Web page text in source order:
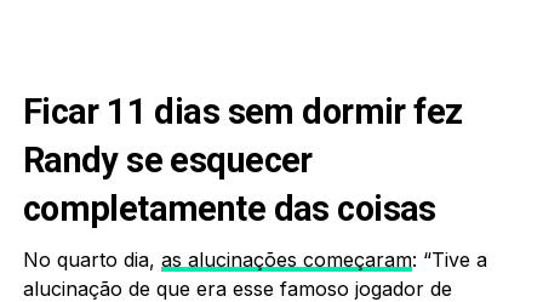
Ficar 11 dias sem dormir fez
Randy se esquecer
completamente das coisas
No quarto dia, as alucinações começaram: “Tive a
alucinação de que era esse famoso jogador de